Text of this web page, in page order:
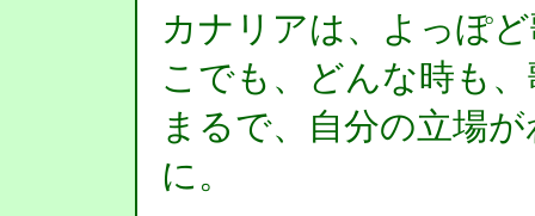
カナリアは、よっぽ
こでも、どんな時も
まるで、自分の立場
に。